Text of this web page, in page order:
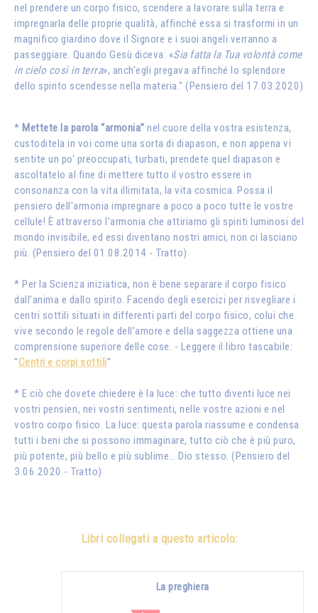
nel prendere un corpo fisico, scendere a lavorare sulla terra e
impregnarla delle proprie qualità, affinché essa si trasformi in un
magnifico giardino dove il Signore e i suoi angeli verranno a
passeggiare. Quando Gesù diceva: «Sia fatta la Tua volontà come
in cielo così in terra», anch'egli pregava affinché lo splendore
dello spirito scendesse nella materia." (Pensiero del 17.03.2020)
* Mettete la parola “armonia” nel cuore della vostra esistenza,
custoditela in voi come una sorta di diapason, e non appena vi
sentite un po' preoccupati, turbati, prendete quel diapason e
ascoltatelo al fine di mettere tutto il vostro essere in
consonanza con la vita illimitata, la vita cosmica. Possa il
pensiero dell'armonia impregnare a poco a poco tutte le vostre
cellule! È attraverso l'armonia che attiriamo gli spiriti luminosi del
mondo invisibile, ed essi diventano nostri amici, non ci lasciano
più. (Pensiero del 01.08.2014 - Tratto)
* Per la Scienza iniziatica, non è bene separare il corpo fisico
dall’anima e dallo spirito. Facendo degli esercizi per risvegliare i
centri sottili situati in differenti parti del corpo fisico, colui che
vive secondo le regole dell’amore e della saggezza ottiene una
comprensione superiore delle cose. - Leggere il libro tascabile:
"Centri e corpi sottili"
* E ciò che dovete chiedere è la luce: che tutto diventi luce nei
vostri pensieri, nei vostri sentimenti, nelle vostre azioni e nel
vostro corpo fisico. La luce: questa parola riassume e condensa
tutti i beni che si possono immaginare, tutto ciò che è più puro,
più potente, più bello e più sublime… Dio stesso. (Pensiero del
3.06.2020 - Tratto)
Libri collegati a questo articolo:
La preghiera